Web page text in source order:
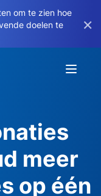
om te zien hoe
doelen te
×
meer
op één